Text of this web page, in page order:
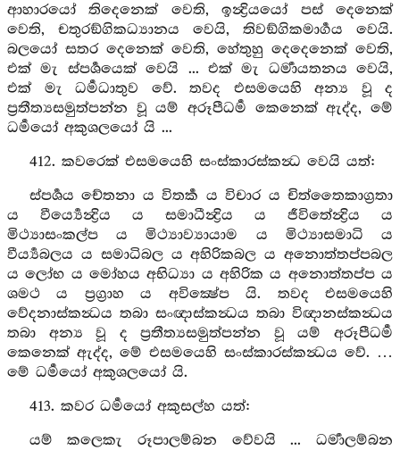
ආහාරයෝ තිදෙනෙක් වෙති, ඉන්‍ද්‍රියයෝ පස් දෙනෙක්
වෙති, චතුරඞ්ගිකධ්‍යානය වෙයි, තිවඞ්ගිකමාර්‍ගය වෙයි.
බලයෝ සතර දෙනෙක් වෙති, හේතුහු දෙදෙනෙක් වෙති,
එක් මැ ස්පර්‍ශයෙක් වෙයි ... එක් මැ ධර්‍මායතනය වෙයි,
එක් මැ ධර්‍මධාතුව වේ. තවද එසමයෙහි අන්‍ය වූ ද
ප්‍රතීත්‍යසමුත්පන්න වූ යම් අරූපීධර්‍ම කෙනෙක් ඇද්ද, මේ
ධර්‍මයෝ අකුශලයෝ යි ...
412. කවරෙක් එසමයෙහි සංස්කාරස්කන්‍ධ වෙයි යත්:
ස්පර්‍ශය චේතනා ය විතර්‍ක ය විචාර ය චිත්තෛකාග්‍රතා
ය වීර්‍ය්‍යෙන්‍ද්‍රිය ය සමාධීන්‍ද්‍රිය ය ජීවිතේන්‍ද්‍රිය ය
මිථ්‍යාසංකල්ප ය මිථ්‍යාව්‍යායාම ය මිථ්‍යාසමාධි ය
වීර්‍ය්‍යබලය ය සමාධිබල ය අහිරිකබල ය අනොත්තප්පබල
ය ලෝභ ය මෝහය අභිධ්‍යා ය අහිරික ය අනොත්තප්ප ය
ශමථ ය ප්‍රග්‍රාහ ය අවික්‍ෂේප යි. තවද එසමයෙහි
වේදනාස්කන්‍ධය තබා සංඥාස්කන්‍ධය තබා විඥානස්කන්‍ධය
තබා අන්‍ය වූ ද ප්‍රතීත්‍යසමුත්පන්න වූ යම් අරූපීධර්‍ම
කෙනෙක් ඇද්ද, මේ එසමයෙහි සංස්කාරස්කන්‍ධය වේ. …
මේ ධර්‍මයෝ අකුශලයෝ යි.
413. කවර ධර්‍මයෝ අකුසල්හ යත්:
යම් කලෙකැ රූපාලම්බන වේවයි ... ධර්‍මාලම්බන